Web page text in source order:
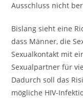
Ausschluss nicht
Bislang sieht eine
dass Männer, die
Sexualkontakt mit
Sexualpartner für
Dadurch soll das
mögliche HIV-